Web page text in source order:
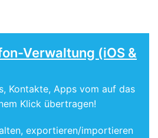
Verwaltung (iOS &
Kontakte, Apps vom auf das
Klick übertragen!
exportieren/importieren